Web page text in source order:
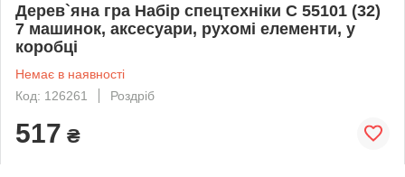
Дерев`яна гра Набір спецтехніки C 55101 (32)
7 машинок, аксесуари, рухомі елементи, у
коробці
Немає в наявності
Код: 126261
Роздріб
517 ₴